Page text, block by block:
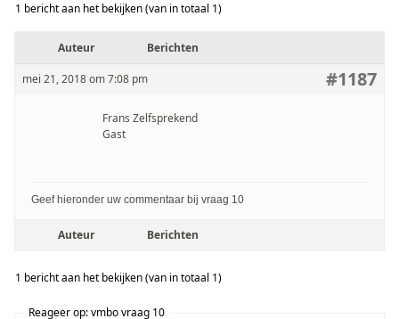
1 bericht aan het bekijken (van in totaal 1)
Auteur Berichten
mei 21, 2018 om 7:08 pm #1187
Frans Zelfsprekend
Gast
Geef hieronder uw commentaar bij vraag 10
Auteur Berichten
1 bericht aan het bekijken (van in totaal 1)
Reageer op: vmbo vraag 10